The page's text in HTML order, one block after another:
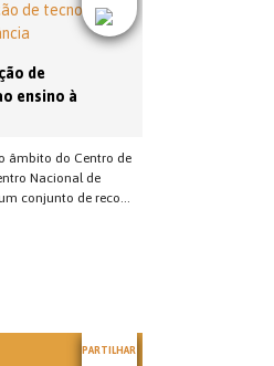
de
ensino à
âmbito do Centro de
Nacional de
conjunto de reco...
PARTILHAR